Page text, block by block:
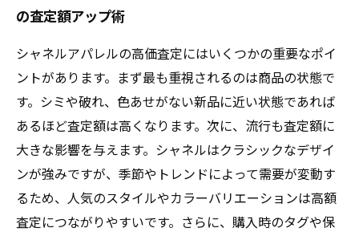
の査定額アップ術
シャネルアパレルの高価査定にはいくつかの重要なポイ
ントがあります。まず最も重視されるのは商品の状態で
す。シミや破れ、色あせがない新品に近い状態であれば
あるほど査定額は高くなります。次に、流行も査定額に
大きな影響を与えます。シャネルはクラシックなデザイ
ンが強みですが、季節やトレンドによって需要が変動す
るため、人気のスタイルやカラーバリエーションは高額
査定につながりやすいです。さらに、購入時のタグや保